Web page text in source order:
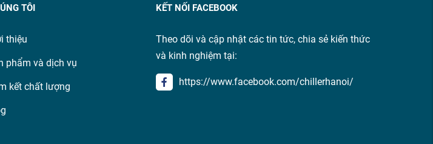
TÔI
thiệu
phẩm và dịch vụ
kết chất lượng
KẾT NỐI FACEBOOK
Theo dõi và cập nhật các tin tức, chia sẻ kiến thức
và kinh nghiệm tại:
https://www.facebook.com/chillerhanoi/